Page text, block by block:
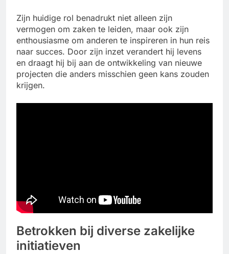
Zijn huidige rol benadrukt niet alleen zijn
vermogen om zaken te leiden, maar ook zijn
enthousiasme om anderen te inspireren in hun reis
naar succes. Door zijn inzet verandert hij levens
en draagt hij bij aan de ontwikkeling van nieuwe
projecten die anders misschien geen kans zouden
krijgen.
Betrokken bij diverse zakelijke
initiatieven